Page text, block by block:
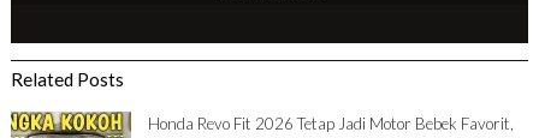
Related Posts
Honda Revo Fit 2026 Tetap Jadi Motor Bebek Favorit,